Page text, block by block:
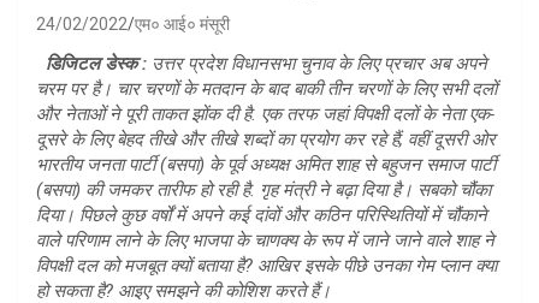
24/02/2022 एम० आई० मंसूरी
डिजिटल डेस्क : उत्तर प्रदेश विधानसभा चुनाव के लिए प्रचार अब अपने
चरम पर है। चार चरणों के मतदान के बाद बाकी तीन चरणों के लिए सभी दलों
और नेताओं ने पूरी ताकत झोंक दी है. एक तरफ जहां विपक्षी दलों के नेता एक-
दूसरे के लिए बेहद तीखे और तीखे शब्दों का प्रयोग कर रहे हैं, वहीं दूसरी ओर
भारतीय जनता पार्टी (बसपा) के पूर्व अध्यक्ष अमित शाह से बहुजन समाज पार्टी
(बसपा) की जमकर तारीफ हो रही है. गृह मंत्री ने बढ़ा दिया है। सबको चौंका
दिया। पिछले कुछ वर्षों में अपने कई दांवों और कठिन परिस्थितियों में चौंकाने
वाले परिणाम लाने के लिए भाजपा के चाणक्य के रूप में जाने जाने वाले शाह ने
विपक्षी दल को मजबूत क्यों बताया है? आखिर इसके पीछे उनका गेम प्लान क्या
हो सकता है? आइए समझने की कोशिश करते हैं।